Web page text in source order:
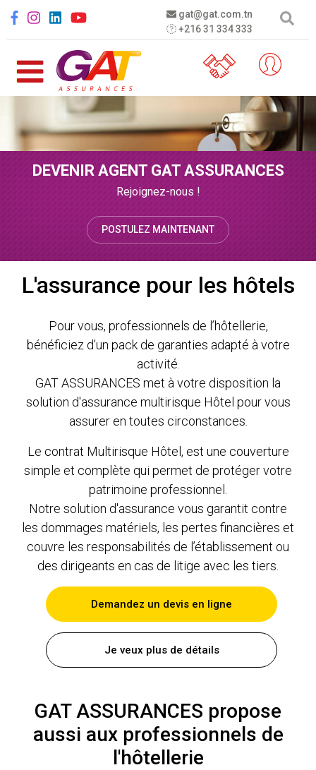
gat@gat.com.tn
+216 31 334 333
Social menu
DEVENIR AGENT GAT ASSURANCES
Rejoignez-nous !
POSTULEZ MAINTENANT
L'assurance pour les hôtels
Pour vous, professionnels de l’hôtellerie,
bénéficiez d'un pack de garanties adapté à votre
activité.
GAT ASSURANCES met à votre disposition la
solution d'assurance multirisque Hôtel pour vous
assurer en toutes circonstances.
Le contrat Multirisque Hôtel, est une couverture
simple et complète qui permet de protéger votre
patrimoine professionnel.
Notre solution d'assurance vous garantit contre
les dommages matériels, les pertes financières et
couvre les responsabilités de l’établissement ou
des dirigeants en cas de litige avec les tiers.
Demandez un devis en ligne
Je veux plus de détails
GAT ASSURANCES propose
aussi aux professionnels de
l'hôtellerie